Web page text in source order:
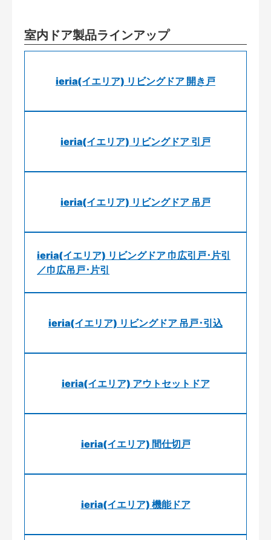
室内ドア製品ラインアップ
ieria(イエリア) リビングドア 開き戸
ieria(イエリア) リビングドア 引戸
ieria(イエリア) リビングドア 吊戸
ieria(イエリア) リビングドア 巾広引戸･片引
／巾広吊戸･片引
ieria(イエリア) リビングドア 吊戸･引込
ieria(イエリア) アウトセットドア
ieria(イエリア) 間仕切戸
ieria(イエリア) 機能ドア